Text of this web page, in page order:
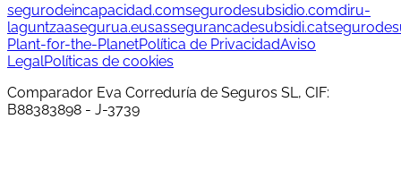
segurodeincapacidad.comsegurodesubsidio.comdiru-
laguntzaasegurua.eusassegurancadesubsidi.cat
Plant-for-the-PlanetPolítica de PrivacidadAviso
LegalPolíticas de cookies
Comparador Eva Correduría de Seguros SL, CIF:
B88383898 - J-3739